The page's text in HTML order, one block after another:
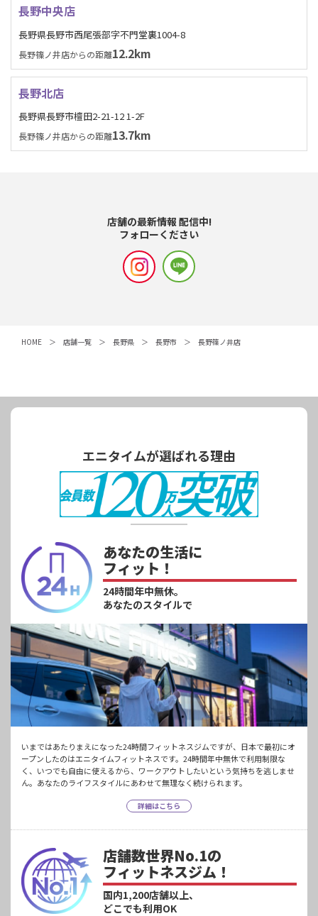
長野中央店
長野県長野市西尾張部字不門堂裏1004-8
長野篠ノ井店からの距離12.2km
長野北店
長野県長野市檀田2-21-12 1-2F
長野篠ノ井店からの距離13.7km
店舗の最新情報 配信中!
フォローください
HOME 店舗一覧 長野県 長野市 長野篠ノ井店
エニタイムが選ばれる理由
あなたの生活に
フィット！
24時間年中無休。
あなたのスタイルで
いまではあたりまえになった24時間フィットネスジムですが、日本で最初にオ
ープンしたのはエニタイムフィットネスです。24時間年中無休で利用制限な
く、いつでも自由に使えるから、ワークアウトしたいという気持ちを逃しませ
ん。あなたのライフスタイルにあわせて無理なく続けられます。
詳細はこちら
店舗数世界No.1の
フィットネスジム！
国内1,200店舗以上、
どこでも利用OK